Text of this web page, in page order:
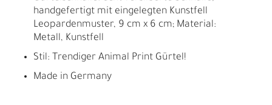
handgefertigt mit eingelegten Kunstfell
Leopardenmuster, 9 cm x 6 cm; Material:
Metall, Kunstfell
Stil: Trendiger Animal Print Gürtel!
Made in Germany